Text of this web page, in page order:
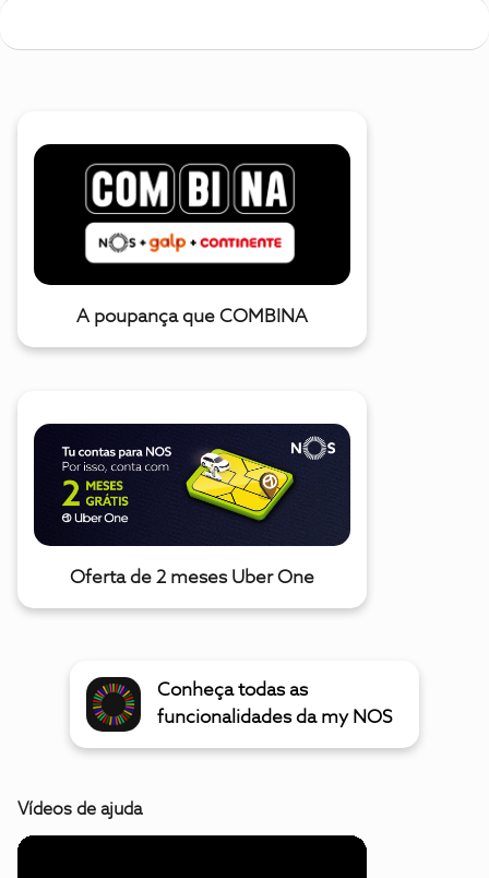
A poupança que COMBINA
Oferta de 2 meses Uber One
Conheça todas as
funcionalidades da my NOS
Vídeos de ajuda